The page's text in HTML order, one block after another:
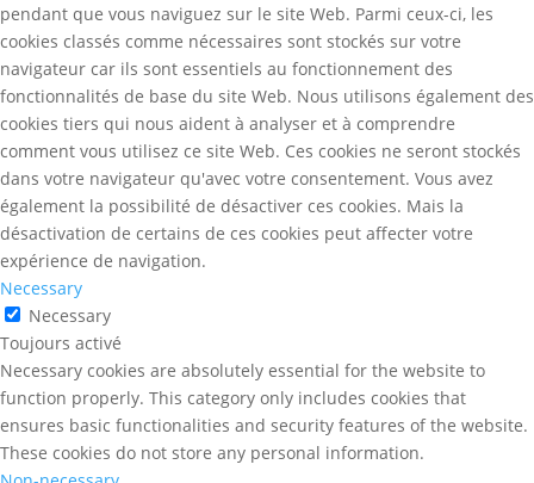
pendant que vous naviguez sur le site Web. Parmi ceux-ci, les
cookies classés comme nécessaires sont stockés sur votre
navigateur car ils sont essentiels au fonctionnement des
fonctionnalités de base du site Web. Nous utilisons également des
cookies tiers qui nous aident à analyser et à comprendre
comment vous utilisez ce site Web. Ces cookies ne seront stockés
dans votre navigateur qu'avec votre consentement. Vous avez
également la possibilité de désactiver ces cookies. Mais la
désactivation de certains de ces cookies peut affecter votre
expérience de navigation.
Necessary
Necessary
Toujours activé
Necessary cookies are absolutely essential for the website to
function properly. This category only includes cookies that
ensures basic functionalities and security features of the website.
These cookies do not store any personal information.